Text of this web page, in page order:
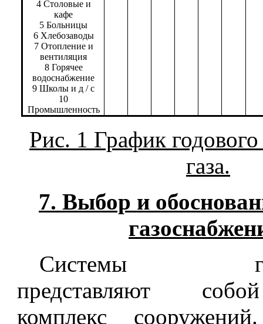
4 Столовые и
кафе
5 Больницы
6 Хлебозаводы
7 Отопление и
вентиляция
8 Горячее
водоснабжение
9 Школы и д / с
10
Промышленность
Рис. 1 График
газа.
7. Выбор и
Системы
представляют
комплекс